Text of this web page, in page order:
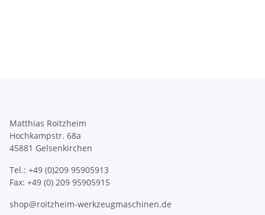
Matthias Roitzheim
Hochkampstr. 68a
45881 Gelsenkirchen
Tel.: +49 (0)209 95905913
Fax: +49 (0) 209 95905915
shop@roitzheim-werkzeugmaschinen.de